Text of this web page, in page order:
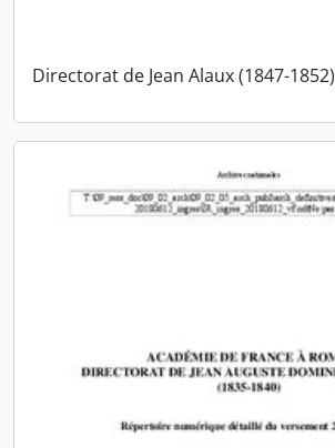
Directorat de Jean Alaux (1847-1852)